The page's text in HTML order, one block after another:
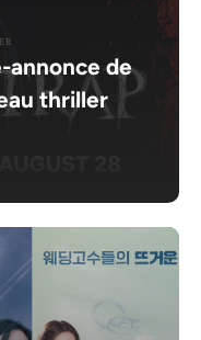
annonce de
thriller